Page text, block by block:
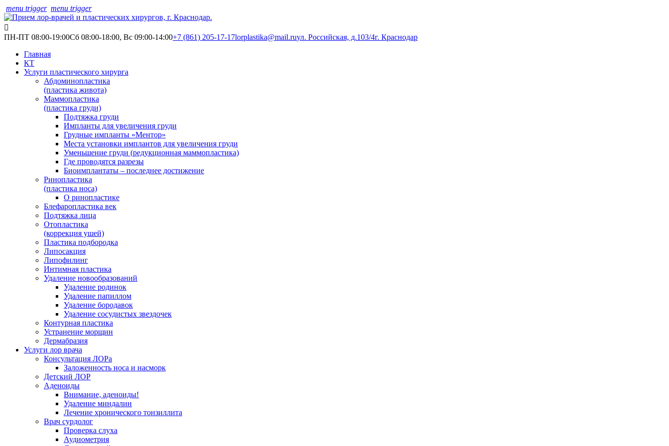
menu trigger menu trigger
ПН-ПТ 08:00-19:00Сб 08:00-18:00, Вс 09:00-14:00+7 (861) 205-17-17lorplastika@mail.ruул. Российская, д.103/4г. Краснодар
Главная
КТ
Услуги пластического хирурга
Абдоминопластика
(пластика живота)
Маммопластика
(пластика груди)
Подтяжка груди
Импланты для увеличения груди
Грудные импланты «Ментор»
Места установки имплантов для увеличения груди
Уменьшение груди (редукционная маммопластика)
Где проводятся разрезы
Биоимплантаты – последнее достижение
Ринопластика
(пластика носа)
О ринопластике
Блефаропластика век
Подтяжка лица
Отопластика
(коррекция ушей)
Пластика подбородка
Липосакция
Липофилинг
Интимная пластика
Удаление новообразований
Удаление родинок
Удаление папиллом
Удаление бородавок
Удаление сосудистых звездочек
Контурная пластика
Устранение морщин
Дермабразия
Услуги лор врача
Консультация ЛОРа
Заложенность носа и насморк
Детский ЛОР
Аденоиды
Внимание, аденоиды!
Удаление миндалин
Лечение хронического тонзиллита
Врач сурдолог
Проверка слуха
Аудиометрия